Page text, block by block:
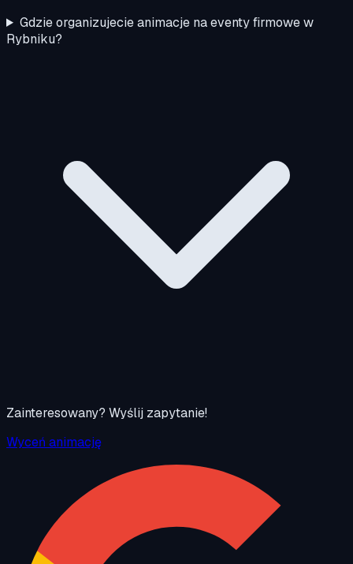
Gdzie organizujecie animacje na eventy firmowe w
Rybniku?
Zainteresowany? Wyślij zapytanie!
Wyceń animację